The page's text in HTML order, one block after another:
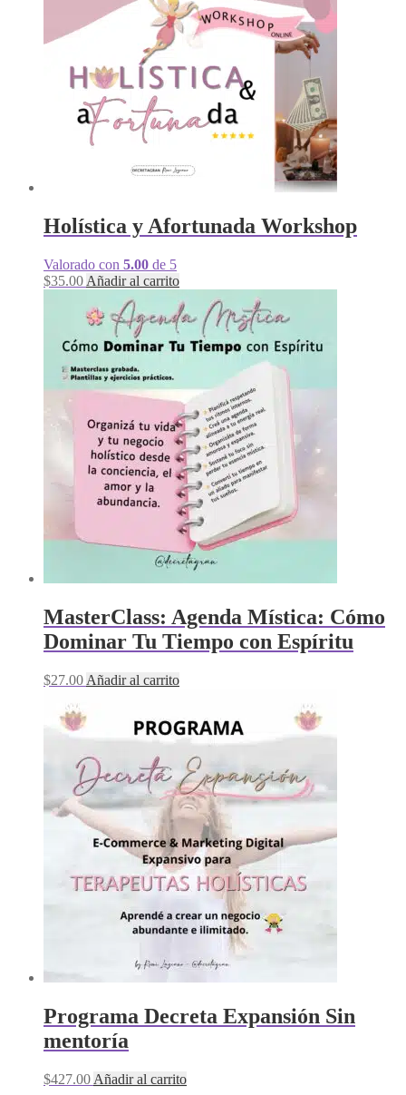
Holística y Afortunada Workshop
Valorado con 5.00 de 5
$35.00 Añadir al carrito
MasterClass: Agenda Mística: Cómo
Dominar Tu Tiempo con Espíritu
$27.00 Añadir al carrito
Programa Decreta Expansión Sin
mentoría
$427.00 Añadir al carrito